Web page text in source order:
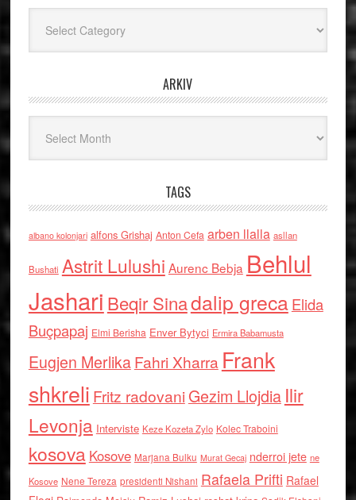
ARKIV
TAGS
albano kolonjari alfons Grishaj Anton Cefa arben llalla asllan
Bushati Astrit Lulushi Aurenc Bebja Behlul
Jashari Beqir Sinadalip grecaElida
Buçpapaj Elmi Berisha Enver Bytyci Ermira Babamusta
Eugjen MerlikaFahri Xharra Frank
shkreli Fritz radovaniGezim Llojdia Ilir
Levonja Interviste Keze Kozeta Zylo Kolec Traboini
kosova Kosove Marjana Bulku Murat Gecaj nderroi jete ne
Kosove Nene Tereza presidenti Nishani Rafaela Prifti Rafael